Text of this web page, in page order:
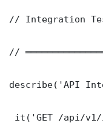
// Integration
//
describe('API
it('GET /api/v1/